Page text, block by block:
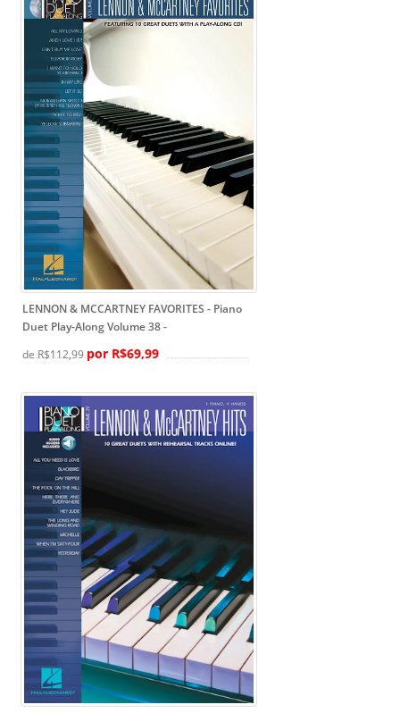
LENNON & MCCARTNEY FAVORITES - Piano
Duet Play-Along Volume 38-
de R$112,99por R$69,99